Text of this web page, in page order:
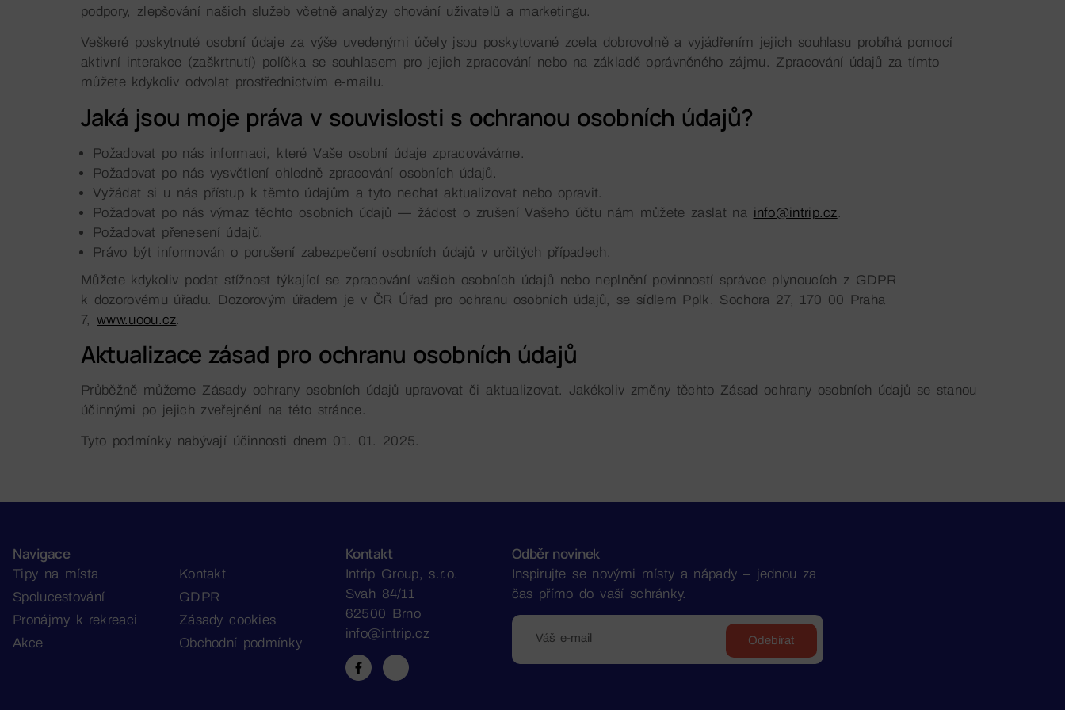
podpory, zlepšování našich služeb včetně analýzy chování uživatelů a marketingu.
Veškeré poskytnuté osobní údaje za výše uvedenými účely jsou poskytované zcela dobrovolně a vyjádřením jejich souhlasu probíhá pomocí
aktivní interakce (zaškrtnutí) políčka se souhlasem pro jejich zpracování nebo na základě oprávněného zájmu. Zpracování údajů za tímto
můžete kdykoliv odvolat prostřednictvím e-mailu.
Jaká jsou moje práva v souvislosti s ochranou osobních údajů?
Požadovat po nás informaci, které Vaše osobní údaje zpracováváme.
Požadovat po nás vysvětlení ohledně zpracování osobních údajů.
Vyžádat si u nás přístup k těmto údajům a tyto nechat aktualizovat nebo opravit.
Požadovat po nás výmaz těchto osobních údajů — žádost o zrušení Vašeho účtu nám můžete zaslat na info@intrip.cz.
Požadovat přenesení údajů.
Právo být informován o porušení zabezpečení osobních údajů v určitých případech.
Můžete kdykoliv podat stížnost týkající se zpracování vašich osobních údajů nebo neplnění povinností správce plynoucích z GDPR
k dozorovému úřadu. Dozorovým úřadem je v ČR Úřad pro ochranu osobních údajů, se sídlem Pplk. Sochora 27, 170 00 Praha
7,www.uoou.cz.
Aktualizace zásad pro ochranu osobních údajů
Průběžně můžeme Zásady ochrany osobních údajů upravovat či aktualizovat. Jakékoliv změny těchto Zásad ochrany osobních údajů se stanou
účinnými po jejich zveřejnění na této stránce.
Tyto podmínky nabývají účinnosti dnem 01. 01. 2025.
Navigace
Tipy na místa
Spolucestování
Pronájmy k rekreaci
Akce
Kontakt
GDPR
Zásady cookies
Obchodní podmínky
Kontakt
Intrip Group, s.r.o.
Svah 84/11
62500 Brno
info@intrip.cz
Odběr novinek
Inspirujte se novými místy a nápady – jednou za
čas přímo do vaší schránky.
Odebírat
Alternative: